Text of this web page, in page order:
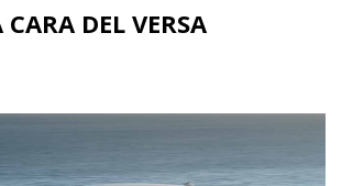
DEL VERSA